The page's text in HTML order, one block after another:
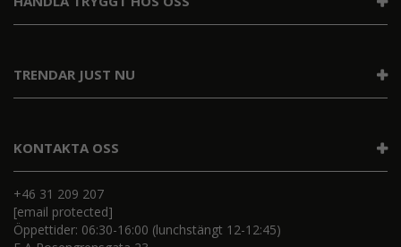
KONTAKTA OSS
+46 31 209 207
[email protected]
Öppettider: 06:30-16:00 (lunchstängt 12-12:45)
TRENDAR JUST NU